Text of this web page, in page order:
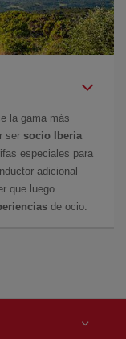
la gama más
ser socio Iberia
especiales para
adicional
que luego
de ocio.